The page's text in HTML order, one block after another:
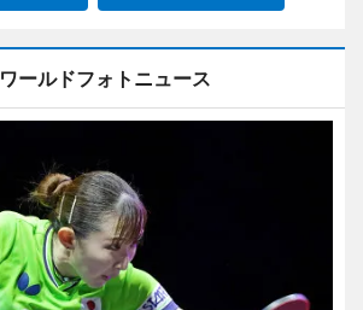
ワールドフォトニュース